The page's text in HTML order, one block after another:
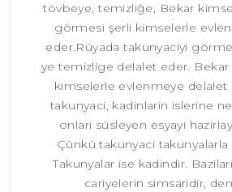
tövbeye, temizliğe, Bekar
görmesi şerli kimselerle
eder.Rüyada takunyaciyi
ye temizlige delalet eder.
kimselerle evlenmeye delalet
takunyaci, kadinlarin islerine
onlari süsleyen esyayi
Çünkü takunyaci
Takunyalar ise kadindir.
cariyelerin simsaridir,